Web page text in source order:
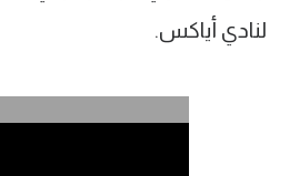
لنادي أياكس.